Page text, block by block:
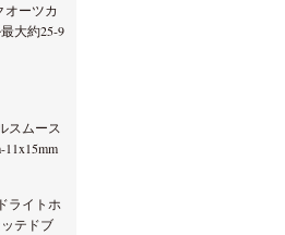
オーツカ
大約25-9
スムース
ライトホ
テドブ